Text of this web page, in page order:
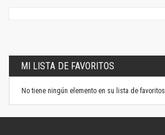
MI LISTA DE FAVORITOS
No tiene ningún elemento en su lista de favoritos.